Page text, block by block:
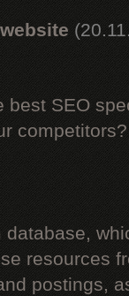
best SEO
competitors?
resources
postings,